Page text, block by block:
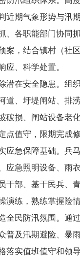
近期气象形势与汛
、各职能部门协同
案，结合镇村（社
应、科学处置。
潜在安全隐患。组
道、圩堤闸站、排
破损、闸站设备老
点值守，限期完成
应急保障基础。兵
应急照明设备、雨
干部、基干民兵、
演练，熟练掌握险
全民防汛氛围。通
普及汛期避险、暴
落实值班值守和领